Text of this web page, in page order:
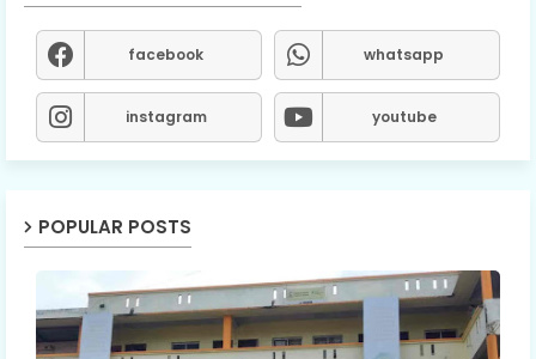
facebook whatsapp
instagram youtube
POPULAR POSTS